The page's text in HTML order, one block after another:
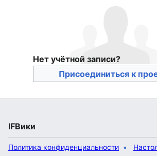
Нет учётной записи?
Присоединиться к
IFВики
Политика конфиденциальности